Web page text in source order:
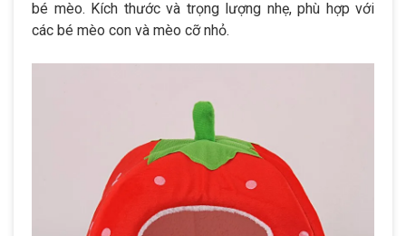
bé mèo. Kích thước và trọng lượng nhẹ, phù hợp với
các bé mèo con và mèo cỡ nhỏ.